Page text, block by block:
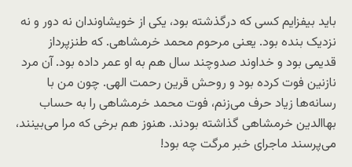
باید بیفزایم کسی که درگذشته بود، یکی از خویشاوندان نه دور و نه
نزدیک بنده بود. یعنی مرحوم محمد خرمشاهی. که طنزپرداز
قدیمی بود و خداوند صدوچند سال هم به او عمر داده بود. آن مرد
نازنین فوت کرده بود و روحش قرین رحمت الهی. چون من با
رسانه‌ها زیاد حرف می‌زنم، فوت محمد خرمشاهی را به حساب
بهاالدین خرمشاهی گذاشته بودند. هنوز هم برخی که مرا می‌بینند،
می‌پرسند ماجرای خبر مرگت چه بود!